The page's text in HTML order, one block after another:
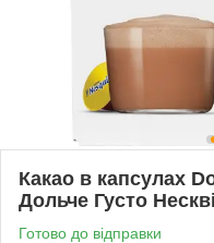
Какао в капсулах
Дольче Густо
Готово до відправки